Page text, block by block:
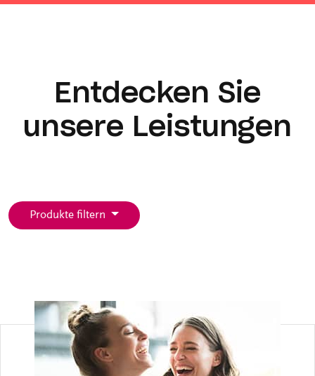
Entdecken Sie
unsere Leistungen
Produkte filtern